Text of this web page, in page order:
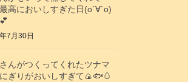
高においしすぎた日(о´∀`о)
7月30日
んがつくってくれたツナマ
ぎりがおいしすぎて🍙🐟️🥚